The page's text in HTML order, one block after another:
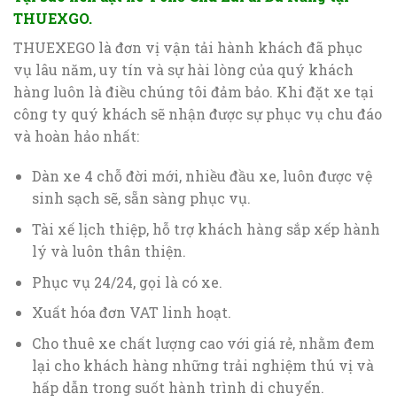
THUEXGO.
THUEXEGO là đơn vị vận tải hành khách đã phục
vụ lâu năm, uy tín và sự hài lòng của quý khách
hàng luôn là điều chúng tôi đảm bảo. Khi đặt xe tại
công ty quý khách sẽ nhận được sự phục vụ chu đáo
và hoàn hảo nhất:
Dàn xe 4 chỗ đời mới, nhiều đầu xe, luôn được vệ
sinh sạch sẽ, sẵn sàng phục vụ.
Tài xế lịch thiệp, hỗ trợ khách hàng sắp xếp hành
lý và luôn thân thiện.
Phục vụ 24/24, gọi là có xe.
Xuất hóa đơn VAT linh hoạt.
Cho thuê xe chất lượng cao với giá rẻ, nhằm đem
lại cho khách hàng những trải nghiệm thú vị và
hấp dẫn trong suốt hành trình di chuyển.